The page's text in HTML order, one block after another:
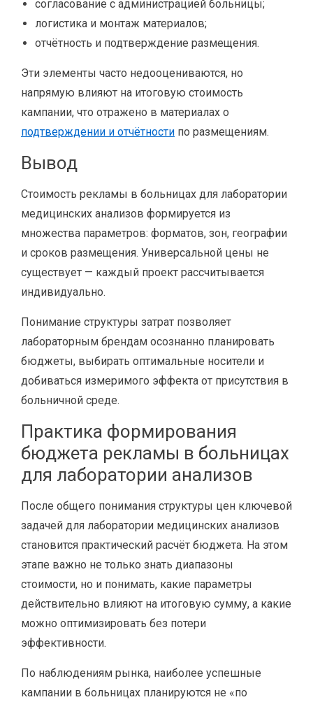
согласование с администрацией больницы;
логистика и монтаж материалов;
отчётность и подтверждение размещения.
Эти элементы часто недооцениваются, но
напрямую влияют на итоговую стоимость
кампании, что отражено в материалах о
подтверждении и отчётности по размещениям.
Вывод
Стоимость рекламы в больницах для лаборатории
медицинских анализов формируется из
множества параметров: форматов, зон, географии
и сроков размещения. Универсальной цены не
существует — каждый проект рассчитывается
индивидуально.
Понимание структуры затрат позволяет
лабораторным брендам осознанно планировать
бюджеты, выбирать оптимальные носители и
добиваться измеримого эффекта от присутствия в
больничной среде.
Практика формирования
бюджета рекламы в больницах
для лаборатории анализов
После общего понимания структуры цен ключевой
задачей для лаборатории медицинских анализов
становится практический расчёт бюджета. На этом
этапе важно не только знать диапазоны
стоимости, но и понимать, какие параметры
действительно влияют на итоговую сумму, а какие
можно оптимизировать без потери
эффективности.
По наблюдениям рынка, наиболее успешные
кампании в больницах планируются не «по